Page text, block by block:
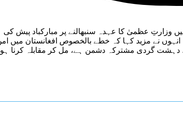
وزارتِ عظمیٰ کا عہدہ سنبھالنے پر مبارکباد پیش
نے مزید کہا کہ خطے بالخصوص افغانستان میں